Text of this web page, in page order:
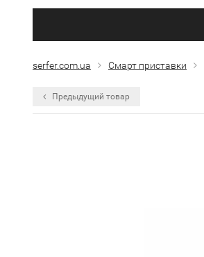
serfer.com.ua Смарт приставки
Предыдущий товар